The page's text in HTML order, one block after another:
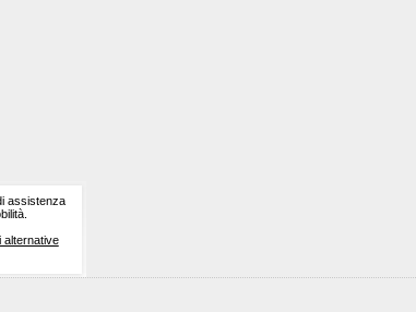
assistenza
alternative